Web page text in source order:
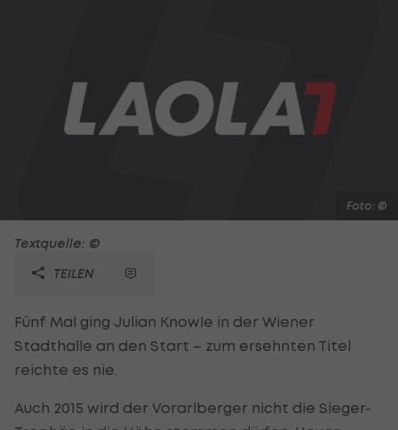
Foto: ©
Textquelle: ©
TEILEN
Fünf Mal ging Julian Knowle in der Wiener
Stadthalle an den Start – zum ersehnten Titel
reichte es nie.
Auch 2015 wird der Vorarlberger nicht die Sieger-